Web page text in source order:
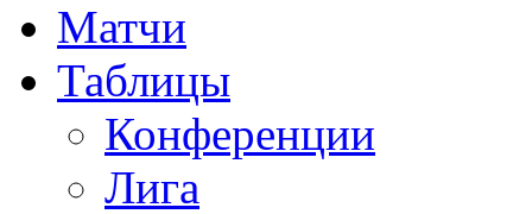
Матчи
Таблицы
Конференции
Лига